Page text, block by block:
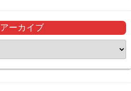
アーカイブ